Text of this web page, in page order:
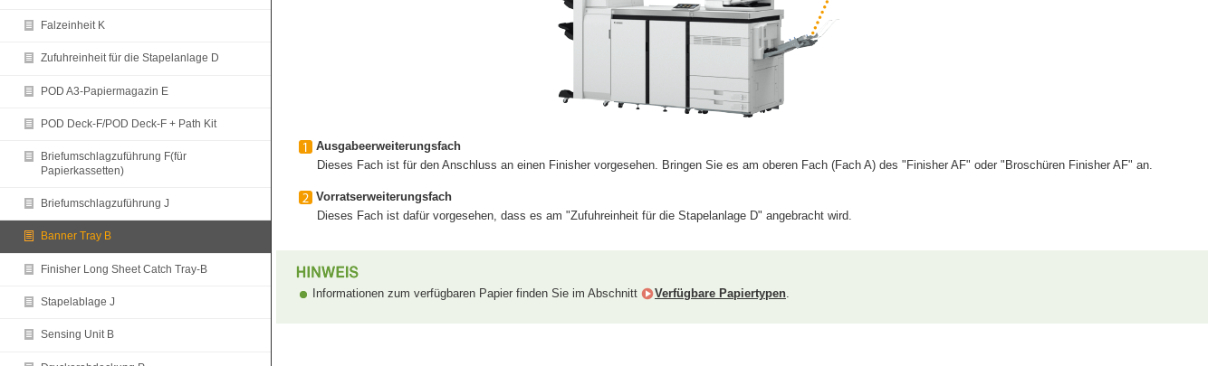
Falzeinheit K
Zufuhreinheit für die Stapelanlage D
POD A3-Papiermagazin E
POD Deck-F/POD Deck-F + Path Kit
Briefumschlagzuführung F(für
Papierkassetten)
Briefumschlagzuführung J
Banner Tray B
Finisher Long Sheet Catch Tray-B
Stapelablage J
Sensing Unit B
Ausgabeerweiterungsfach
Dieses Fach ist für den Anschluss an einen Finisher vorgesehen. Bringen Sie es am oberen Fach (Fach A) des "Finisher AF" oder "Broschüren Finisher AF" an.
Vorratserweiterungsfach
Dieses Fach ist dafür vorgesehen, dass es am "Zufuhreinheit für die Stapelanlage D" angebracht wird.
Informationen zum verfügbaren Papier finden Sie im Abschnitt Verfügbare Papiertypen.